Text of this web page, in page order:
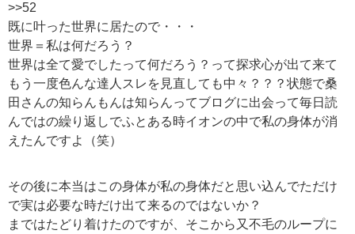
>>52
既に叶った世界に居たので・・・
世界＝私は何だろう？
世界は全て愛でしたって何だろう？って探求心が出て来て
もう一度色んな達人スレを見直しても中々？？？状態で桑
田さんの知らんもんは知らんってブログに出会って毎日読
んではの繰り返しでふとある時イオンの中で私の身体が消
えたんですよ（笑）
その後に本当はこの身体が私の身体だと思い込んでただけ
で実は必要な時だけ出て来るのではないか？
まではたどり着けたのですが、そこから又不毛のループに